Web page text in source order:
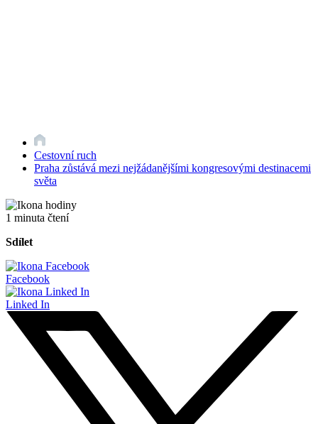
Cestovní ruch
Praha zůstává mezi nejžádanějšími kongresovými destinacemi
světa
1 minuta čtení
Sdílet
Facebook
Linked In